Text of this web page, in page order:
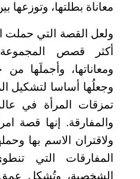
معاناة بطلتها، وتوزعها
ولعل القصة التي حملت
أكثر قصص المجموعة
ومعاناتها، وأجملَها
وجعلُها أساسا لتشكيل
تمزقات المرأة في
والمفارقة. إنها قصة
ولاقتران الاسم بها
المفارقات التي
الشخصية، وتُشكل عمق